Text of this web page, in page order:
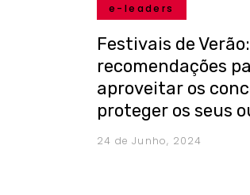
e-leaders
Festivais de
recomendações
aproveitar os
proteger os seus
24 de Junho, 2024